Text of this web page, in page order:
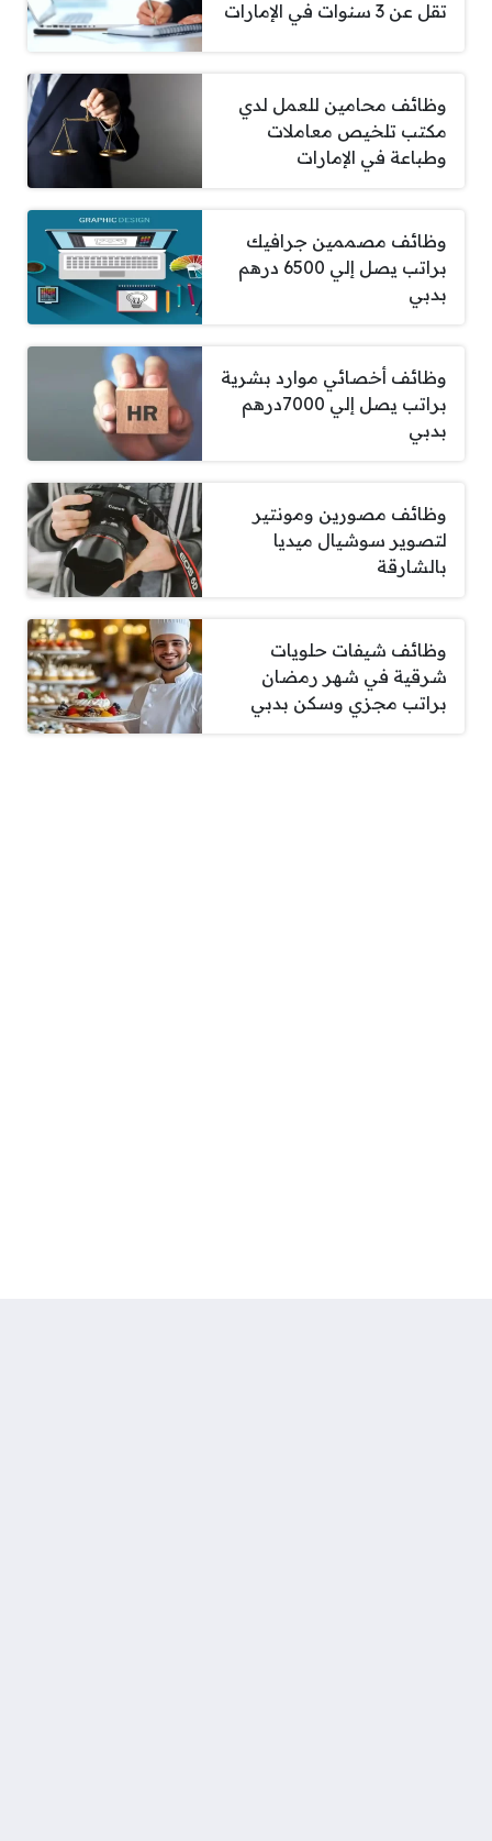
تقل عن 3 سنوات في الإمارات
وظائف محامين للعمل لدي
مكتب تلخيص معاملات
وطباعة في الإمارات
وظائف مصممين جرافيك
براتب يصل إلي 6500 درهم
بدبي
وظائف أخصائي موارد بشرية
براتب يصل إلي 7000درهم
بدبي
وظائف مصورين ومونتير
لتصوير سوشيال ميديا
بالشارقة
وظائف شيفات حلويات
شرقية في شهر رمضان
براتب مجزي وسكن بدبي